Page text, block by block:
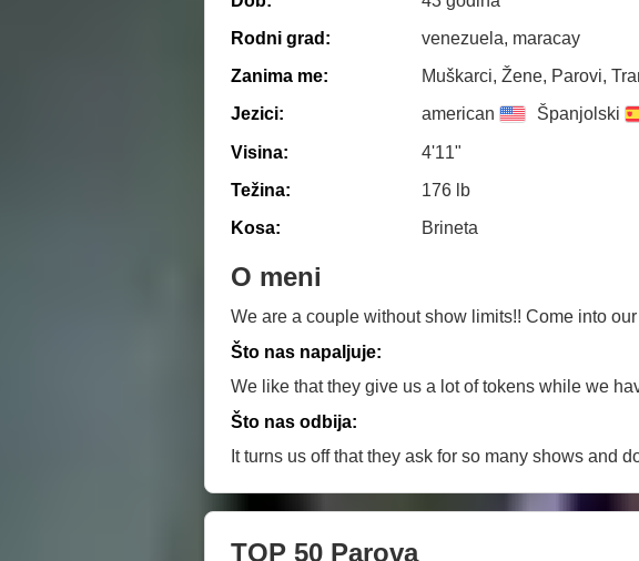
Rodni grad:
venezuela, maracay
Zanima me:
Muškarci, Žene, Parovi,
Jezici:
american Španjolski
Visina:
4'11"
Težina:
176 lb
Kosa:
Brineta
O meni
We are a couple without show limits!! Come into
Što nas napaljuje:
We like that they give us a lot of tokens while we
Što nas odbija:
It turns us off that they ask for so many shows and
TOP 50 Parova